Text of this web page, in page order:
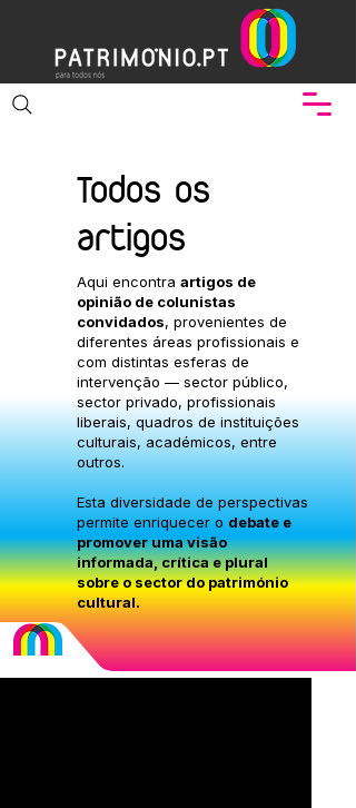
Todos os
artigos
Aqui encontra artigos de
opinião de colunistas
convidados, provenientes de
diferentes áreas profissionais e
com distintas esferas de
intervenção — sector público,
sector privado, profissionais
liberais, quadros de instituições
culturais, académicos, entre
outros.
Esta diversidade de perspectivas
permite enriquecer o debate e
promover uma visão
informada, crítica e plural
sobre o sector do património
cultural.